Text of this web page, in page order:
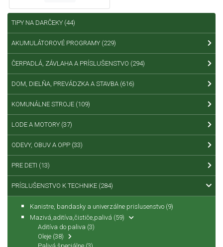
TIPY NA DARČEKY (44)
AKUMULÁTOROVÉ PROGRAMY (229)
ČERPADLÁ, ZÁVLAHA A PRÍSLUŠENSTVO (294)
DOM, DIELŇA, PREVÁDZKA A STAVBA (616)
KOMUNÁLNE STROJE (109)
LODE A MOTORY (37)
ODEVY, OBUV A OPP (33)
PRE DETI (13)
PRÍSLUŠENSTVO K TECHNIKE (284)
Kanistre, bandasky a univerzálne prislusenstvo (9)
Mazivá,aditíva,čističe,palivá (59)
Aditíva do paliva (3)
Oleje (38)